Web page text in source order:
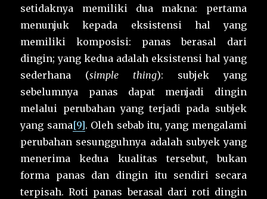
setidaknya memiliki dua makna: pertama
menunjuk kepada eksistensi hal yang
memiliki komposisi: panas berasal dari
dingin; yang kedua adalah eksistensi hal yang
sederhana (simple thing): subjek yang
sebelumnya panas dapat menjadi dingin
melalui perubahan yang terjadi pada subjek
yang sama[9]. Oleh sebab itu, yang mengalami
perubahan sesungguhnya adalah subyek yang
menerima kedua kualitas tersebut, bukan
forma panas dan dingin itu sendiri secara
terpisah. Roti panas berasal dari roti dingin